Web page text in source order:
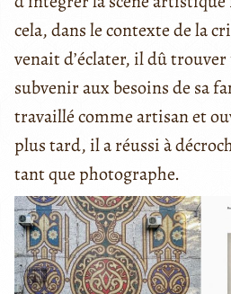
cela, dans le contexte de la
venait d’éclater, il dû
subvenir aux besoins de sa
travaillé comme artisan et
plus tard, il a réussi à
tant que photographe.